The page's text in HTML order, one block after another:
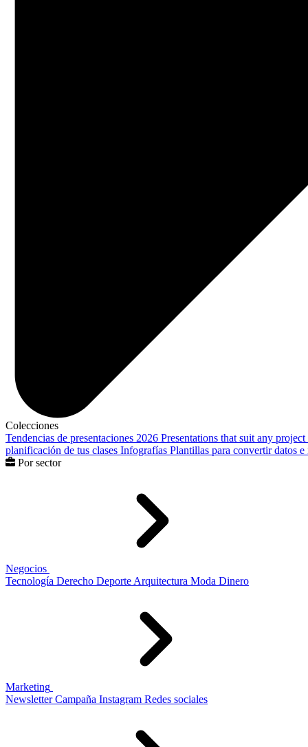
Colecciones
Tendencias de presentaciones 2026 Presentations that suit any project
planificación de tus clases Infografías Plantillas para convertir datos
Por sector
Negocios
Tecnología Derecho Deporte Arquitectura Moda Dinero
Marketing
Newsletter Campaña Instagram Redes sociales